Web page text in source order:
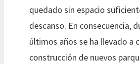
quedado sin espacio
descanso. En consecuencia,
últimos años se ha llevado a
construcción de nuevos